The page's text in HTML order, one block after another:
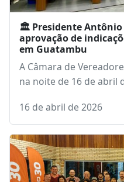
🏛️ Presidente Antônio
aprovação de
em Guatambu
A Câmara de
16 de abril de 2026